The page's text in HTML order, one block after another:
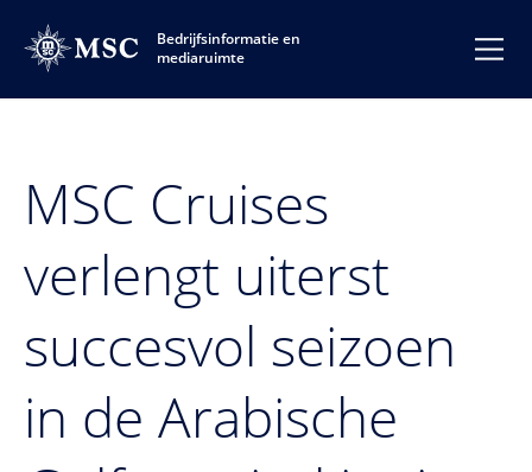
Bedrijfsinformatie en
mediaruimte
MSC Cruises
verlengt uiterst
succesvol seizoen
in de Arabische